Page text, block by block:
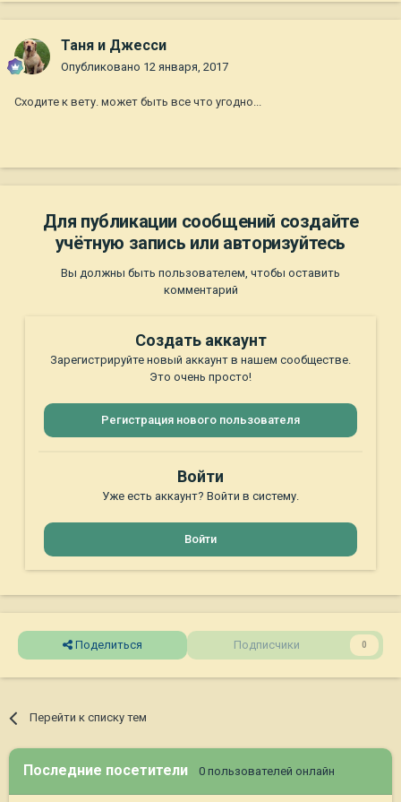
Таня и Джесси
Опубликовано 12 января, 2017
Сходите к вету. может быть все что угодно...
Для публикации сообщений создайте
учётную запись или авторизуйтесь
Вы должны быть пользователем, чтобы оставить
комментарий
Создать аккаунт
Зарегистрируйте новый аккаунт в нашем сообществе.
Это очень просто!
Регистрация нового пользователя
Войти
Уже есть аккаунт? Войти в систему.
Войти
Поделиться Подписчики 0
Перейти к списку тем
Последние посетители 0 пользователей онлайн